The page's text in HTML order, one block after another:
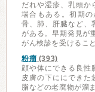
だれや湿疹、乳頭か
場合もある。初期
骨、肺、肝臓など、
がある。早期発見が
がん検診を受けるこ
粉瘤 (393)
顔や体にできる良性
皮膚の下ににできた
脂などの老廃物が溜